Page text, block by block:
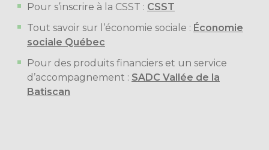
Pour s’inscrire à la CSST : CSST
Tout savoir sur l’économie sociale : Économie
sociale Québec
Pour des produits financiers et un service
d’accompagnement : SADC Vallée de la
Batiscan